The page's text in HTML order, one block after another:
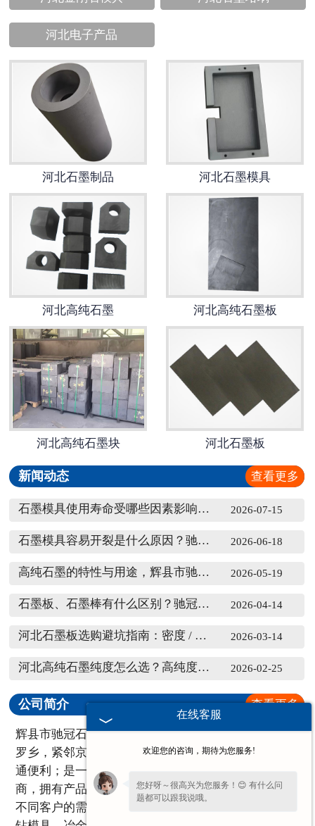
河北电子产品
河北石墨制品 河北石墨模具
河北高纯石墨 河北高纯石墨板
河北高纯石墨块 河北石墨板
新闻动态 查看更多
2026-07-15
石墨模具使用寿命受哪些因素影响？工业采购损耗控制方案
2026-06-18
石墨模具容易开裂是什么原因？驰冠精密加工工艺解决办法
2026-05-19
高纯石墨的特性与用途，辉县市驰冠石墨制品厂一文讲透
2026-04-14
石墨板、石墨棒有什么区别？驰冠石墨带你了解不同石墨制品
2026-03-14
河北石墨板选购避坑指南：密度 / 强度 / 平整度关键指标
2026-02-25
河北高纯石墨纯度怎么选？高纯度石墨材料，厂家参数详解
公司简介 查看更多
辉县市驰冠石墨模具制品厂，位于河南省辉县市西平
罗乡，紧邻京珠高速公路、连霍高速、京广铁路，交
通便利；是一家从事石墨产品生产、加工、服务的厂
商，拥有产品生产设备、质检流程和用户服务，根据
不同客户的需求提供解决方案；主要产品类型有地质
在线客服
欢迎您的咨询，期待为您服务!
您好呀～很高兴为您服务！😊 有什么问
题都可以跟我说哦。